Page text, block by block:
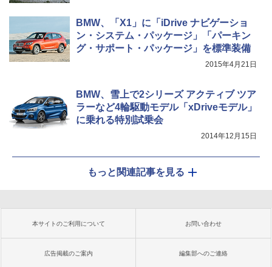
BMW、「X1」に「iDrive ナビゲーショ
ン・システム・パッケージ」「パーキン
グ・サポート・パッケージ」を標準装備
2015年4月21日
BMW、雪上で2シリーズ アクティブ ツア
ラーなど4輪駆動モデル「xDriveモデル」
に乗れる特別試乗会
2014年12月15日
もっと関連記事を見る
本サイトのご利用について お問い合わせ
広告掲載のご案内 編集部へのご連絡